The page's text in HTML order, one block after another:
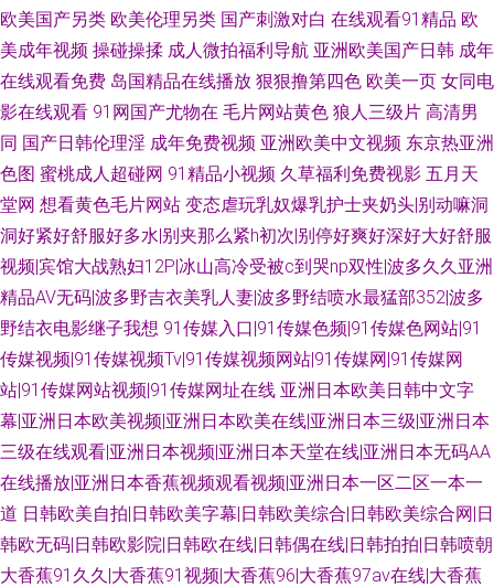
欧美国产另类 欧美伦理另类 国产刺激对白 在线观看91精品 欧
美成年视频 操碰操揉 成人微拍福利导航 亚洲欧美国产日韩 成年
在线观看免费 岛国精品在线播放 狠狠撸第四色 欧美一页 女同电
影在线观看 91网国产尤物在 毛片网站黄色 狼人三级片 高清男
同 国产日韩伦理淫 成年免费视频 亚洲欧美中文视频 东京热亚洲
色图 蜜桃成人超碰网 91精品小视频 久草福利免费视影 五月天
堂网 想看黄色毛片网站 变态虐玩乳奴爆乳护士夹奶头|别动嘛洞
洞好紧好舒服好多水|别夹那么紧h初次|别停好爽好深好大好舒服
视频|宾馆大战熟妇12P|冰山高冷受被c到哭np双性|波多久久亚洲
精品AV无码|波多野吉衣美乳人妻|波多野结喷水最猛部352|波多
野结衣电影继子我想 91传媒入口|91传媒色频|91传媒色网站|91
传媒视频|91传媒视频Tv|91传媒视频网站|91传媒网|91传媒网
站|91传媒网站视频|91传媒网址在线 亚洲日本欧美日韩中文字
幕|亚洲日本欧美视频|亚洲日本欧美在线|亚洲日本三级|亚洲日本
三级在线观看|亚洲日本视频|亚洲日本天堂在线|亚洲日本无码AA
在线播放|亚洲日本香蕉视频观看视频|亚洲日本一区二区一本一
道 日韩欧美自拍|日韩欧美字幕|日韩欧美综合|日韩欧美综合网|日
韩欧无码|日韩欧影院|日韩欧在线|日韩偶在线|日韩拍拍|日韩喷朝
大香蕉91久久|大香蕉91视频|大香蕉96|大香蕉97av在线|大香蕉